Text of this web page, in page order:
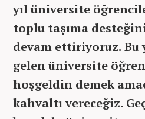
yıl üniversite
toplu taşıma
devam ettiriyoruz. Bu
gelen üniversite
hoşgeldin demek
kahvaltı vereceğiz.